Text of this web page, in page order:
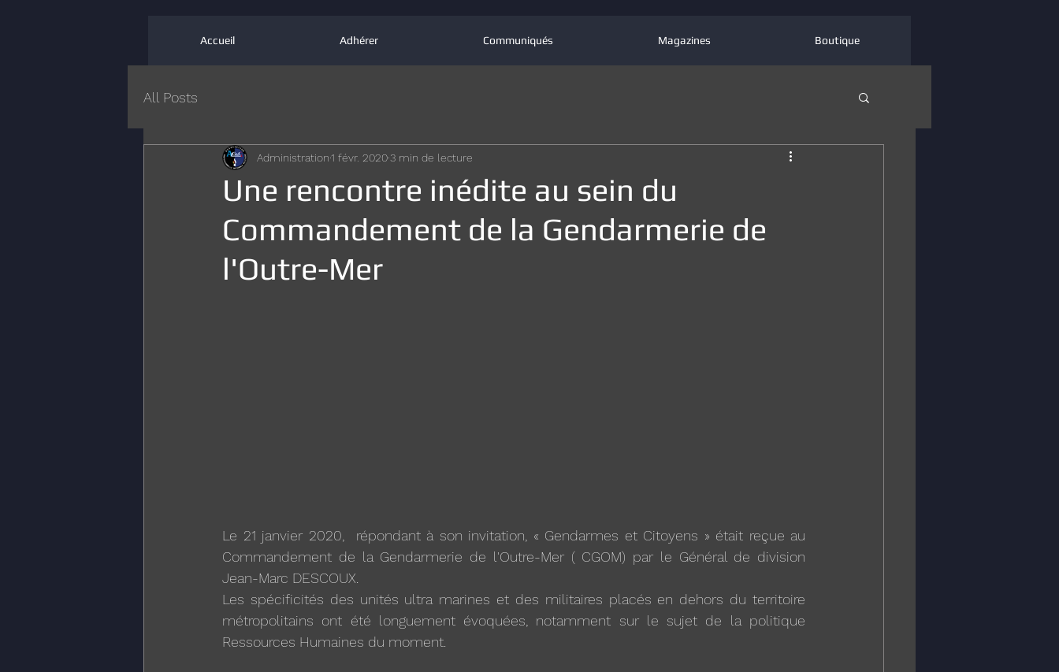
Accueil Adhérer Communiqués Magazines Boutique
All Posts
Une rencontre inédite au sein du
Commandement de la Gendarmerie de
l'Outre-Mer
Administration 1 févr. 20203 min de lecture
Le 21 janvier 2020,  répondant à son invitation, « Gendarmes et Citoyens » était reçue au
Commandement de la Gendarmerie de l'Outre-Mer ( CGOM) par le Général de division
Jean-Marc DESCOUX.
Les spécificités des unités ultra marines et des militaires placés en dehors du territoire
métropolitains ont été longuement évoquées, notamment sur le sujet de la politique
Ressources Humaines du moment.